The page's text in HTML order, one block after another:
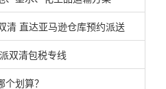
清 直达亚马逊仓库预约派送
双清包税专线
划算？